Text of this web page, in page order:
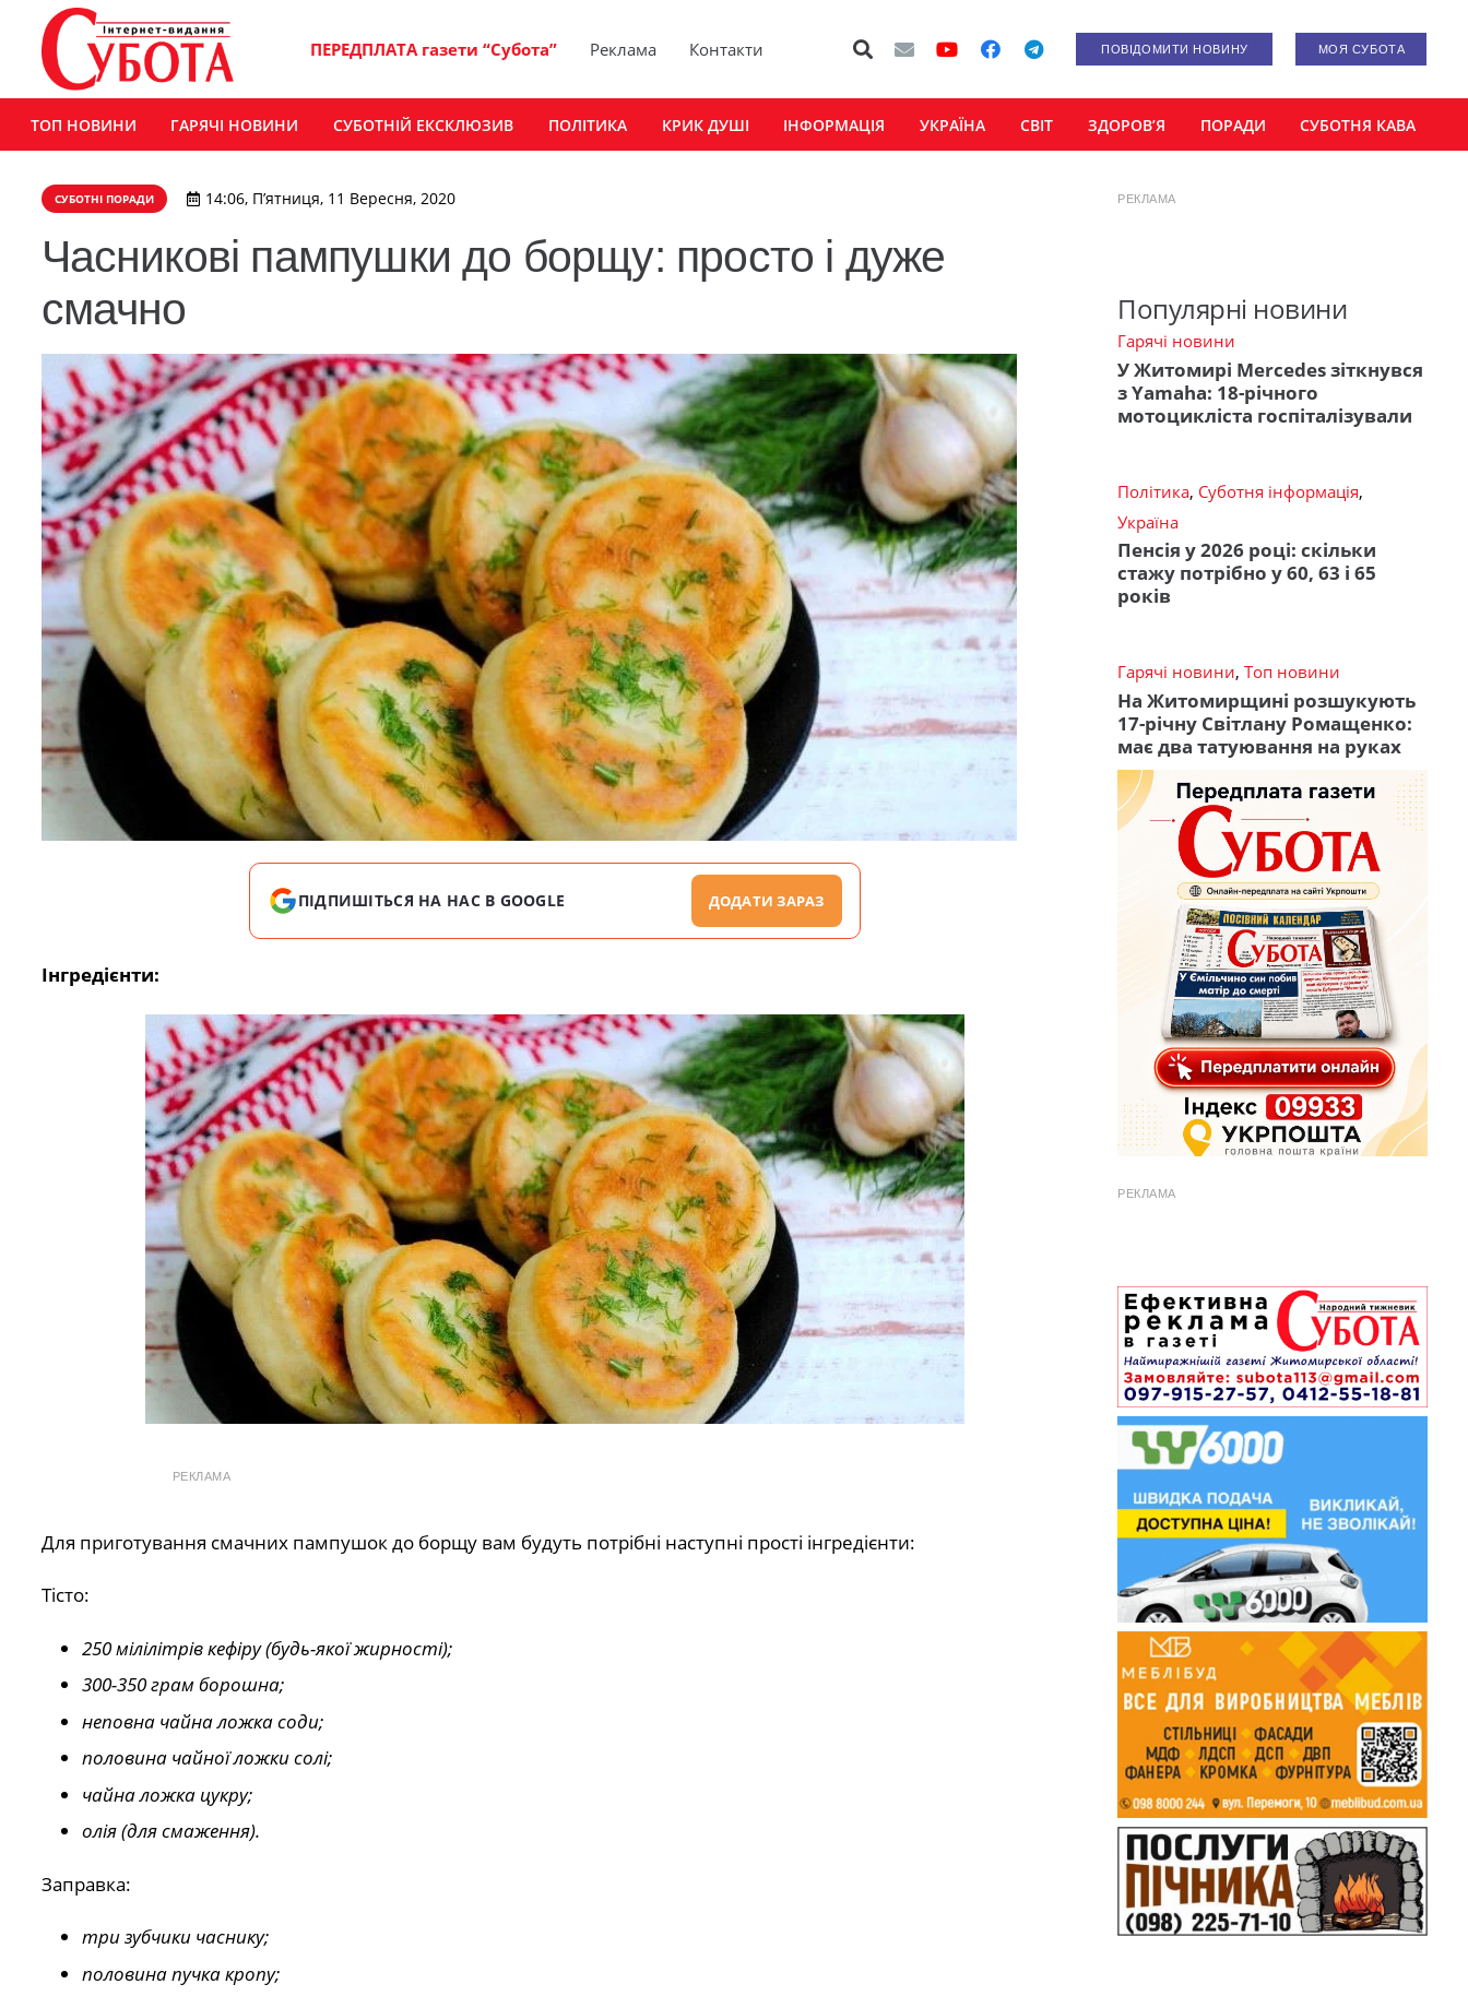
ПЕРЕДПЛАТА газети “Субота” Реклама Контакти ПОВІДОМИТИ НОВИНУ МОЯ СУБОТА
ТОП НОВИНИ ГАРЯЧІ НОВИНИ СУБОТНІЙ ЕКСКЛЮЗИВ ПОЛІТИКА КРИК ДУШІ ІНФОРМАЦІЯ УКРАЇНА СВІТ ЗДОРОВ’Я ПОРАДИ СУБОТНЯ КАВА
СУБОТНІ ПОРАДИ 14:06, П’ятниця, 11 Вересня, 2020
Часникові пампушки до борщу: просто і дуже
смачно
ПІДПИШІТЬСЯ НА НАС В GOOGLE ДОДАТИ ЗАРАЗ
Інгредієнти:
РЕКЛАМА
Для приготування смачних пампушок до борщу вам будуть потрібні наступні прості інгредієнти:
Тісто:
250 мілілітрів кефіру (будь-якої жирності);
300-350 грам борошна;
неповна чайна ложка соди;
половина чайної ложки солі;
чайна ложка цукру;
олія (для смаження).
Заправка:
три зубчики часнику;
половина пучка кропу;
РЕКЛАМА
Популярні новини
Гарячі новини
У Житомирі Mercedes зіткнувся
з Yamaha: 18-річного
мотоцикліста госпіталізували
Політика, Суботня інформація,
Україна
Пенсія у 2026 році: скільки
стажу потрібно у 60, 63 і 65
років
Гарячі новини, Топ новини
На Житомирщині розшукують
17-річну Світлану Ромащенко:
має два татуювання на руках
РЕКЛАМА